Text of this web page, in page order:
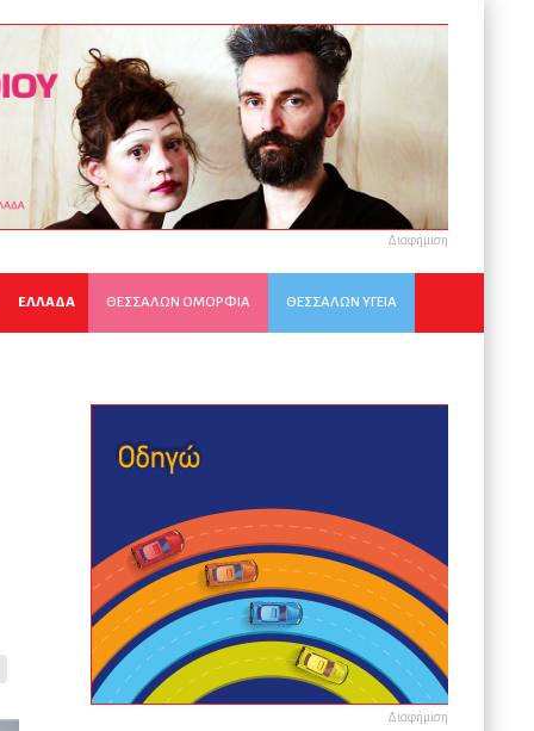
Διαφήμιση
ΕΛΛΑΔΑ ΘΕΣΣΑΛΩΝ ΟΜΟΡΦΙΑ ΘΕΣΣΑΛΩΝ ΥΓΕΙΑ
Διαφήμιση